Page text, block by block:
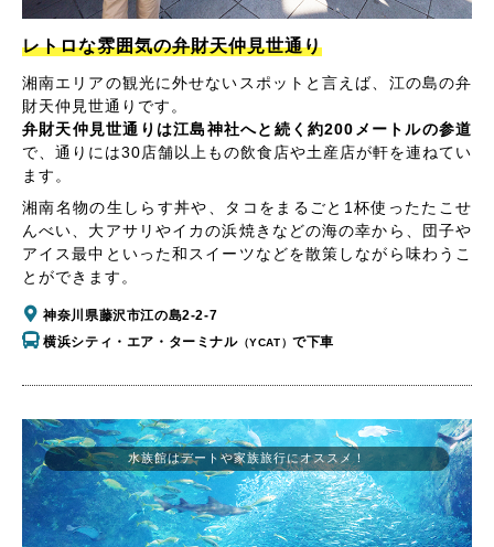
レトロな雰囲気の弁財天仲見世通り
湘南エリアの観光に外せないスポットと言えば、江の島の弁
財天仲見世通りです。
弁財天仲見世通りは江島神社へと続く約200メートルの参道
で、通りには30店舗以上もの飲食店や土産店が軒を連ねてい
ます。
湘南名物の生しらす丼や、タコをまるごと1杯使ったたこせ
んべい、大アサリやイカの浜焼きなどの海の幸から、団子や
アイス最中といった和スイーツなどを散策しながら味わうこ
とができます。
神奈川県藤沢市江の島2-2-7
横浜シティ・エア・ターミナル（YCAT）で下車
水族館はデートや家族旅行にオススメ！